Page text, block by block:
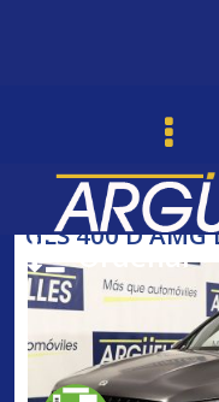
Ordenar
Mercedes
GLS 400 D